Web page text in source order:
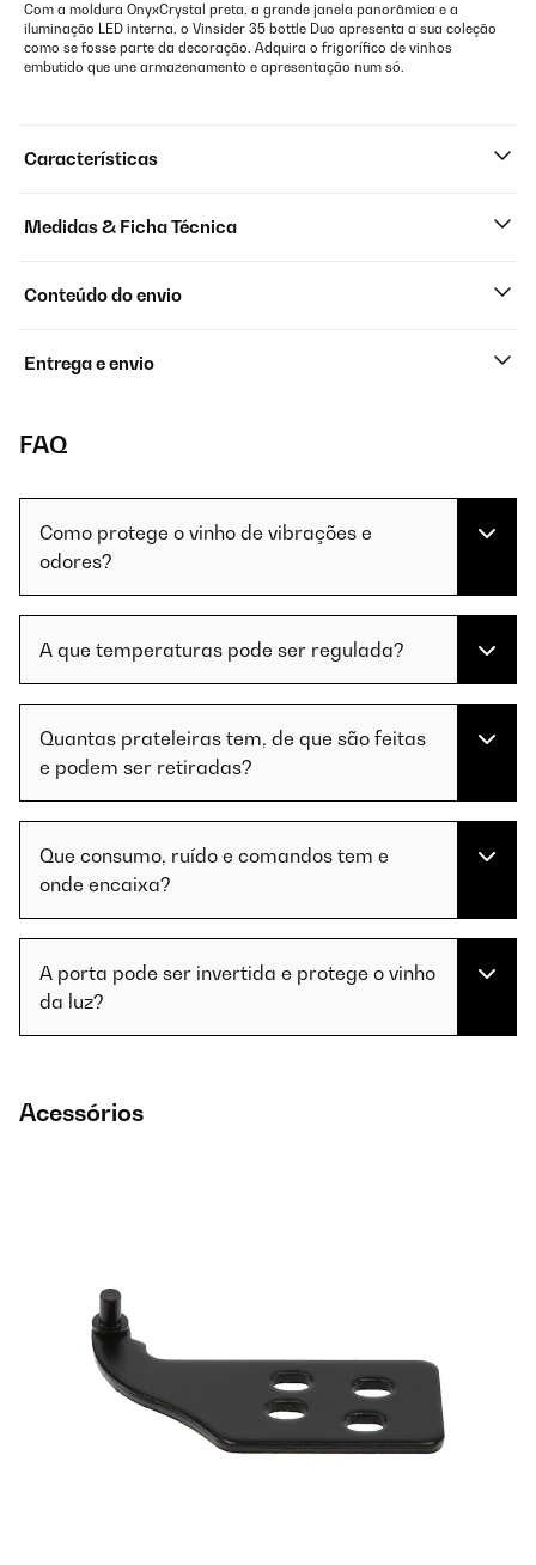
Com a moldura OnyxCrystal preta, a grande janela panorâmica e a
iluminação LED interna, o Vinsider 35 bottle Duo apresenta a sua coleção
como se fosse parte da decoração. Adquira o frigorífico de vinhos
embutido que une armazenamento e apresentação num só.
Características
Medidas & Ficha Técnica
Conteúdo do envio
Entrega e envio
FAQ
Como protege o vinho de vibrações e
odores?
A que temperaturas pode ser regulada?
Quantas prateleiras tem, de que são feitas
e podem ser retiradas?
Que consumo, ruído e comandos tem e
onde encaixa?
A porta pode ser invertida e protege o vinho
da luz?
Acessórios